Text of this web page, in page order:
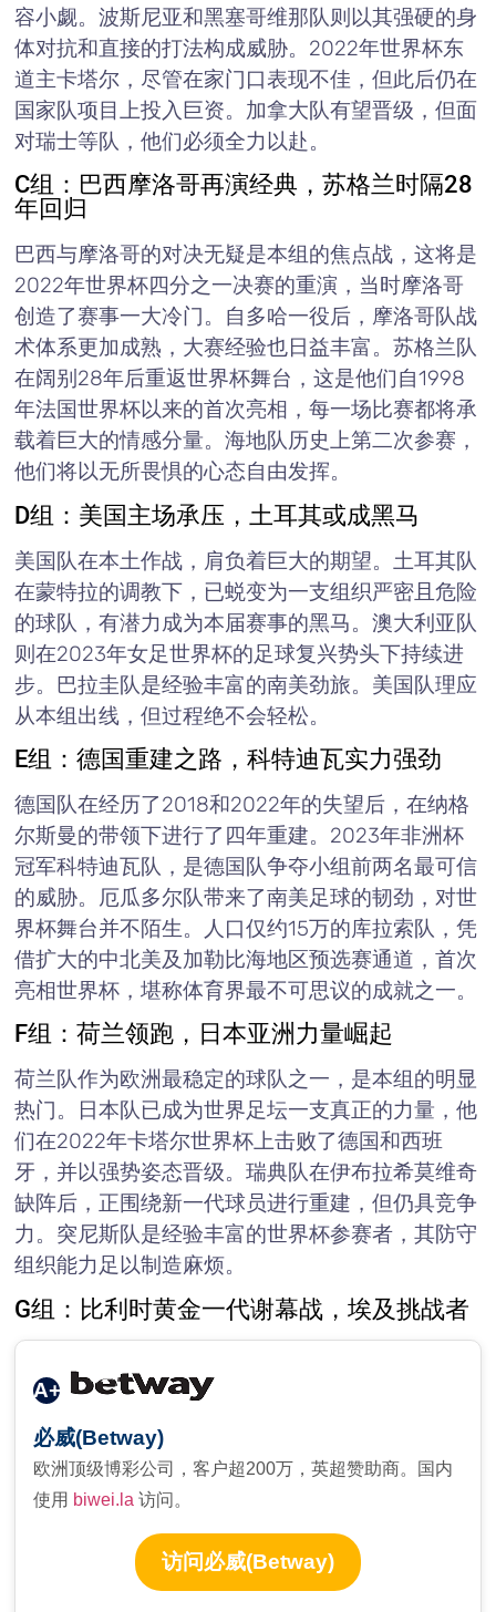
容小觑。波斯尼亚和黑塞哥维那队则以其强硬的身
体对抗和直接的打法构成威胁。2022年世界杯东
道主卡塔尔，尽管在家门口表现不佳，但此后仍在
国家队项目上投入巨资。加拿大队有望晋级，但面
对瑞士等队，他们必须全力以赴。
C组：巴西摩洛哥再演经典，苏格兰时隔28
年回归
巴西与摩洛哥的对决无疑是本组的焦点战，这将是
2022年世界杯四分之一决赛的重演，当时摩洛哥
创造了赛事一大冷门。自多哈一役后，摩洛哥队战
术体系更加成熟，大赛经验也日益丰富。苏格兰队
在阔别28年后重返世界杯舞台，这是他们自1998
年法国世界杯以来的首次亮相，每一场比赛都将承
载着巨大的情感分量。海地队历史上第二次参赛，
他们将以无所畏惧的心态自由发挥。
D组：美国主场承压，土耳其或成黑马
美国队在本土作战，肩负着巨大的期望。土耳其队
在蒙特拉的调教下，已蜕变为一支组织严密且危险
的球队，有潜力成为本届赛事的黑马。澳大利亚队
则在2023年女足世界杯的足球复兴势头下持续进
步。巴拉圭队是经验丰富的南美劲旅。美国队理应
从本组出线，但过程绝不会轻松。
E组：德国重建之路，科特迪瓦实力强劲
德国队在经历了2018和2022年的失望后，在纳格
尔斯曼的带领下进行了四年重建。2023年非洲杯
冠军科特迪瓦队，是德国队争夺小组前两名最可信
的威胁。厄瓜多尔队带来了南美足球的韧劲，对世
界杯舞台并不陌生。人口仅约15万的库拉索队，凭
借扩大的中北美及加勒比海地区预选赛通道，首次
亮相世界杯，堪称体育界最不可思议的成就之一。
F组：荷兰领跑，日本亚洲力量崛起
荷兰队作为欧洲最稳定的球队之一，是本组的明显
热门。日本队已成为世界足坛一支真正的力量，他
们在2022年卡塔尔世界杯上击败了德国和西班
牙，并以强势姿态晋级。瑞典队在伊布拉希莫维奇
缺阵后，正围绕新一代球员进行重建，但仍具竞争
力。突尼斯队是经验丰富的世界杯参赛者，其防守
组织能力足以制造麻烦。
G组：比利时黄金一代谢幕战，埃及挑战者
A+
必威(Betway)
欧洲顶级博彩公司，客户超200万，英超赞助商。国内
使用 biwei.la 访问。
访问必威(Betway)